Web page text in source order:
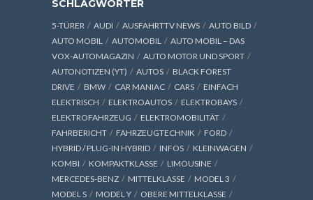
SCHLAGWÖRTER
5-TÜRER AUDI AUSFAHRTTV NEWS
AUTO BILD
AUTO MOBIL
AUTOMOBIL
AUTO MOBIL – DAS
VOX-AUTOMAGAZIN
AUTO MOTOR UND SPORT
AUTONOTIZEN (YT)
AUTOS
BLACK FOREST
DRIVE
BMW CAR MANIAC CARS
EINFACH
ELEKTRISCH
ELEKTROAUTOS
ELEKTROBAYS
ELEKTROFAHRZEUG
ELEKTROMOBILITÄT
FAHRBERICHT
FAHRZEUGTECHNIK
FORD
HYBRID / PLUG-IN HYBRID
INFOS
KLEINWAGEN
KOMBI
KOMPAKTKLASSE
LIMOUSINE
MERCEDES-BENZ
MITTELKLASSE
MODEL 3
MODEL S
MODEL Y
OBERE MITTELKLASSE